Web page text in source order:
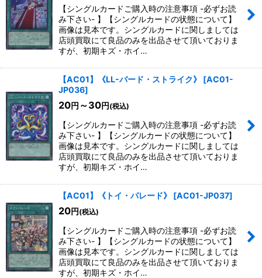
【シングルカードご購入時の注意事項 -必ずお読
み下さい- 】【シングルカードの状態について】
画像は見本です。シングルカードに関しましては
店頭買取にて良品のみを出品させて頂いておりま
すが、初期キズ・ホイ…
【AC01】《LL-バード・ストライク》 [AC01-
JP036]
20円 ～30円 (税込)
【シングルカードご購入時の注意事項 -必ずお読
み下さい- 】【シングルカードの状態について】
画像は見本です。シングルカードに関しましては
店頭買取にて良品のみを出品させて頂いておりま
すが、初期キズ・ホイ…
【AC01】《トイ・パレード》 [AC01-JP037]
20円 (税込)
【シングルカードご購入時の注意事項 -必ずお読
み下さい- 】【シングルカードの状態について】
画像は見本です。シングルカードに関しましては
店頭買取にて良品のみを出品させて頂いておりま
すが、初期キズ・ホイ…